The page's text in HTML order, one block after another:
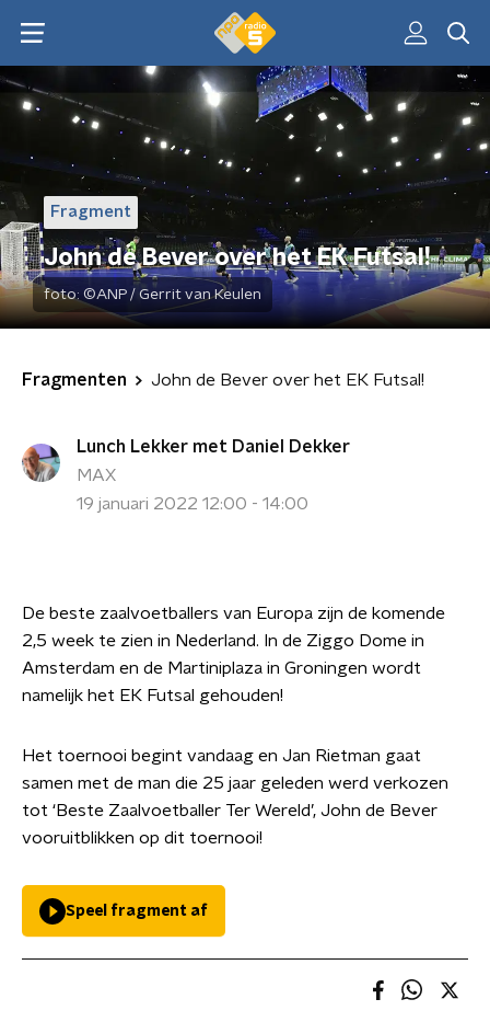
Fragment
John de Bever over het EK Futsal!
foto: ©ANP / Gerrit van Keulen
Fragmenten John de Bever over het EK Futsal!
Lunch Lekker met Daniel Dekker
MAX
19 januari 2022 12:00 - 14:00
De beste zaalvoetballers van Europa zijn de komende
2,5 week te zien in Nederland. In de Ziggo Dome in
Amsterdam en de Martiniplaza in Groningen wordt
namelijk het EK Futsal gehouden!
Het toernooi begint vandaag en Jan Rietman gaat
samen met de man die 25 jaar geleden werd verkozen
tot ‘Beste Zaalvoetballer Ter Wereld’, John de Bever
vooruitblikken op dit toernooi!
Speel fragment af